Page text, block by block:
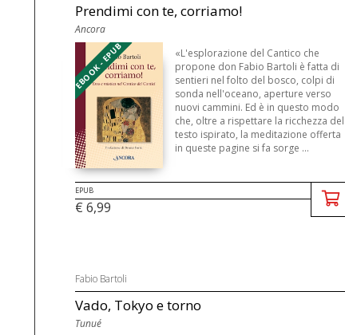
Prendimi con te, corriamo!
Ancora
EBOOK - EPUB
«L'esplorazione del Cantico che
propone don Fabio Bartoli è fatta di
sentieri nel folto del bosco, colpi di
sonda nell'oceano, aperture verso
nuovi cammini. Ed è in questo modo
che, oltre a rispettare la ricchezza del
testo ispirato, la meditazione offerta
in queste pagine si fa sorge ...
EPUB
€ 6,99
Fabio Bartoli
Vado, Tokyo e torno
Tunué